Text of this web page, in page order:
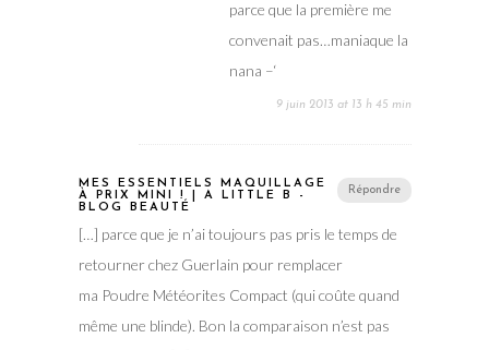
parce que la première me
convenait pas…maniaque la
nana –‘
9 juin 2013 at 13 h 45 min
Répondre
MES ESSENTIELS MAQUILLAGE
À PRIX MINI ! | A LITTLE B -
BLOG BEAUTÉ
[…] parce que je n’ai toujours pas pris le temps de
retourner chez Guerlain pour remplacer
ma Poudre Météorites Compact (qui coûte quand
même une blinde). Bon la comparaison n’est pas